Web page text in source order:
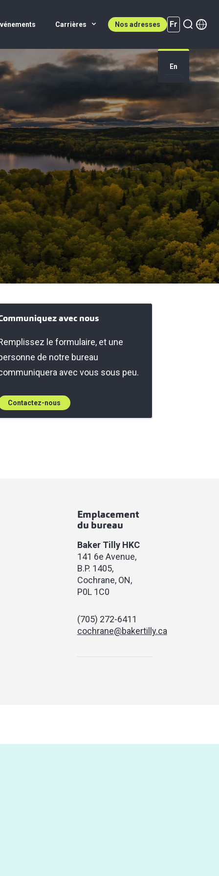
Carrières Nos adresses Fr
En
Fr (active)
avec nous
le formulaire, et une
de notre bureau
avec vous sous peu.
Contactez-nous
Emplacement
du bureau
Baker Tilly HKC
141 6e Avenue
B.P. 1405
Cochrane, ON
P0L 1C0
(705) 272-6411
cochrane@bakertilly.ca